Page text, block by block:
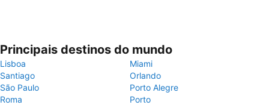
Principais destinos do mundo
Lisboa
Miami
Santiago
Orlando
São Paulo
Porto Alegre
Roma
Porto